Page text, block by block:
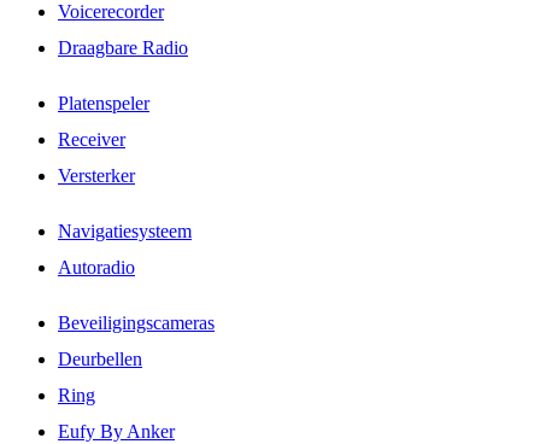
Voicerecorder
Draagbare Radio
Platenspeler
Receiver
Versterker
Navigatiesysteem
Autoradio
Beveiligingscameras
Deurbellen
Ring
Eufy By Anker